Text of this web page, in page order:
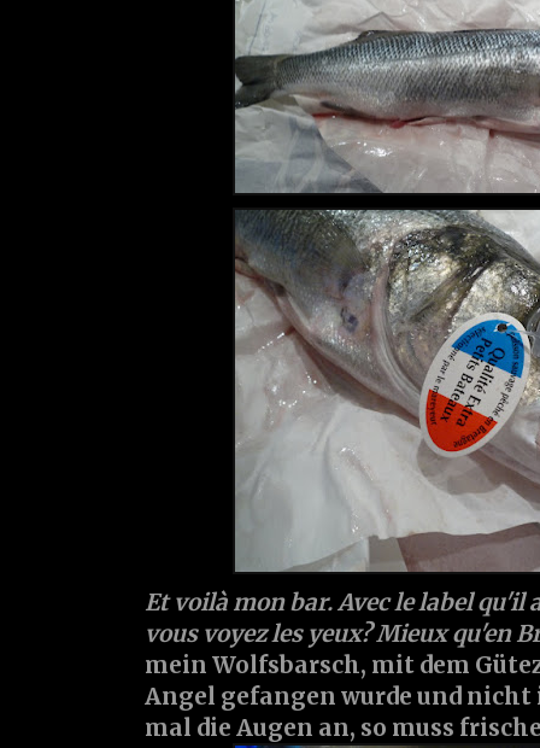
Et voilà mon bar. Avec le label qu'il
vous voyez les yeux? Mieux qu'en
mein Wolfsbarsch, mit dem
Angel gefangen wurde und nicht
mal die Augen an, so muss